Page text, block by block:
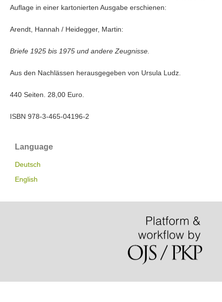
Auflage in einer kartonierten Ausgabe erschienen:
Arendt, Hannah / Heidegger, Martin:
Briefe 1925 bis 1975 und andere Zeugnisse.
Aus den Nachlässen herausgegeben von Ursula Ludz.
440 Seiten. 28,00 Euro.
ISBN 978-3-465-04196-2
Language
Deutsch
English